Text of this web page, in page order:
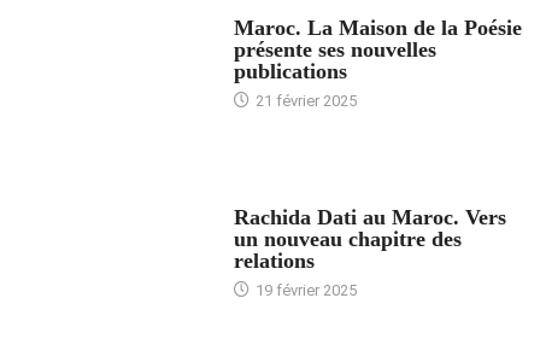
Maroc. La Maison de la Poésie
présente ses nouvelles
publications
21 février 2025
Rachida Dati au Maroc. Vers
un nouveau chapitre des
relations
19 février 2025